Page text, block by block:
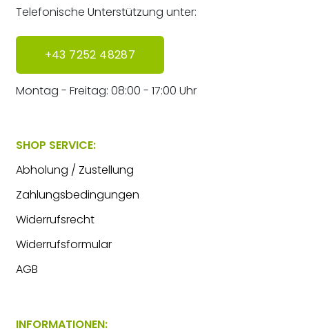
Telefonische Unterstützung unter:
+43 7252 48287
Montag - Freitag: 08:00 - 17:00 Uhr
SHOP SERVICE:
Abholung / Zustellung
Zahlungsbedingungen
Widerrufsrecht
Widerrufsformular
AGB
INFORMATIONEN: